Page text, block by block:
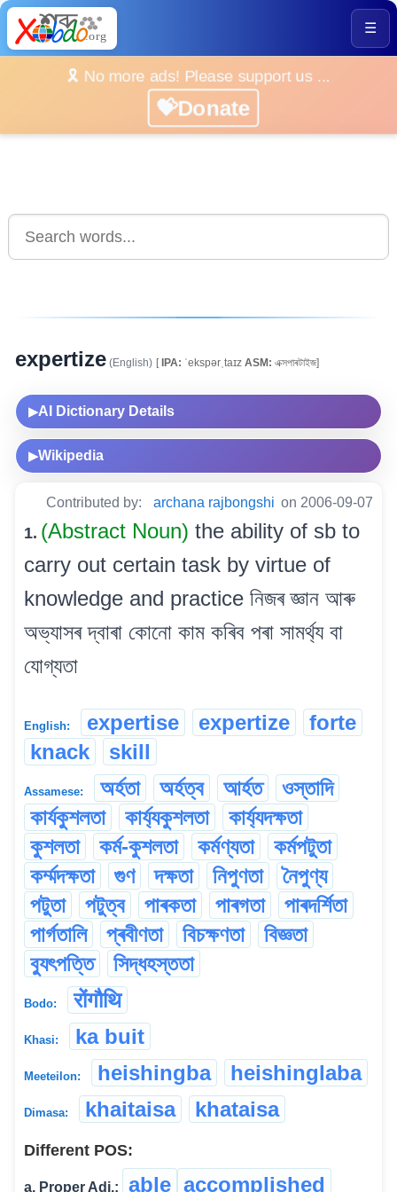
☰
🎗️ No more ads! Please support us ...
💝Donate
expertize (English) [IPA: ˈekspərˌtaɪz ASM: এক্সপাৰটাইজ]
▶AI Dictionary Details
▶Wikipedia
Contributed by: archana rajbongshi on 2006-09-07
1. (Abstract Noun) the ability of sb to
carry out certain task by virtue of
knowledge and practice নিজৰ জ্ঞান আৰু
অভ্যাসৰ দ্বাৰা কোনো কাম কৰিব পৰা সামৰ্থ্য বা
যোগ্যতা
English: expertise expertize
forte
knack
skill
Assamese: অৰ্হতা অৰ্হত্ব আৰ্হত
ওস্তাদি
কাৰ্যকুশলতা
কাৰ্য্যকুশলতা
কাৰ্য্যদক্ষতা
কুশলতা
কৰ্ম-কুশলতা কৰ্মণ্যতা
কৰ্মপটুতা
কৰ্ম্মদক্ষতা
গুণ দক্ষতা নিপুণতা
নৈপুণ্য
পটুতা
পটুত্ব পাৰকতা পাৰগতা
পাৰদৰ্শিতা
পাৰ্গতালি
প্ৰবীণতা বিচক্ষণতা
বিজ্ঞতা
ব্যুৎপত্তি
সিদ্ধহস্ততা
Bodo: रोंगौथि
Khasi: ka buit
Meeteilon: heishingba heishinglaba
Dimasa: khaitaisa khataisa
Different POS:
a. Proper Adj.: able accomplished